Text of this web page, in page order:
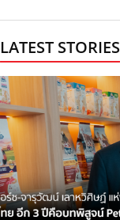
LATEST STORIES